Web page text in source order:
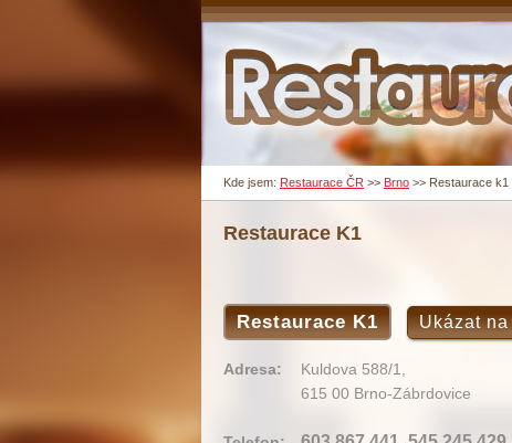
Kde jsem: Restaurace ČR >> Brno >> Restaurace k1
Restaurace K1
Restaurace K1 Ukázat
Adresa:
Kuldova 588/1,
615 00 Brno-Zábrdovice